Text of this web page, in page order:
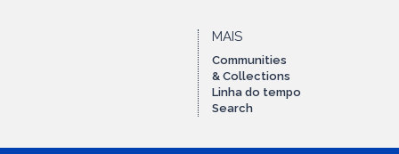
MAIS
Communities
& Collections
Linha do tempo
Search